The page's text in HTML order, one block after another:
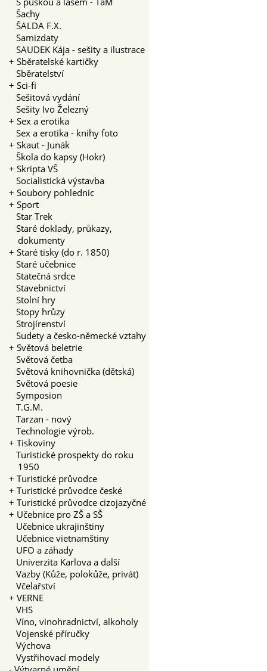
Šachy
ŠALDA F.X.
Samizdaty
SAUDEK Kája - sešity a ilustrace
+ Sběratelské kartičky
Sběratelství
+ Sci-fi
Sešitová vydání
Sešity Ivo Železný
+ Sex a erotika
Sex a erotika - knihy foto
+ Skaut - Junák
Škola do kapsy (Hokr)
+ Skripta VŠ
Socialistická výstavba
+ Soubory pohlednic
+ Sport
Star Trek
Staré doklady, průkazy,
dokumenty
+ Staré tisky (do r. 1850)
Staré učebnice
Statečná srdce
Stavebnictví
Stolní hry
Stopy hrůzy
Strojírenství
Sudety a česko-německé vztahy
+ Světová beletrie
Světová četba
Světová knihovnička (dětská)
Světová poesie
Symposion
T.G.M.
Tarzan - nový
Technologie výrob.
+ Tiskoviny
Turistické prospekty do roku
1950
+ Turistické průvodce
+ Turistické průvodce české
+ Turistické průvodce cizojazyčné
+ Učebnice pro ZŠ a SŠ
Učebnice ukrajinštiny
Učebnice vietnamštiny
UFO a záhady
Univerzita Karlova a další
Vazby (Kůže, polokůže, privát)
Včelařství
+ VERNE
VHS
Víno, vinohradnictví, alkoholy
Vojenské příručky
Výchova
Vystřihovací modely